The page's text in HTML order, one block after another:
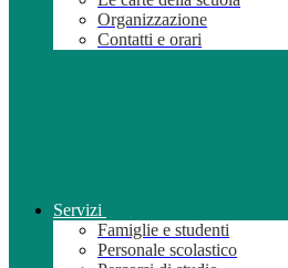
Organizzazione
Contatti e orari
Servizi
Famiglie e studenti
Personale scolastico